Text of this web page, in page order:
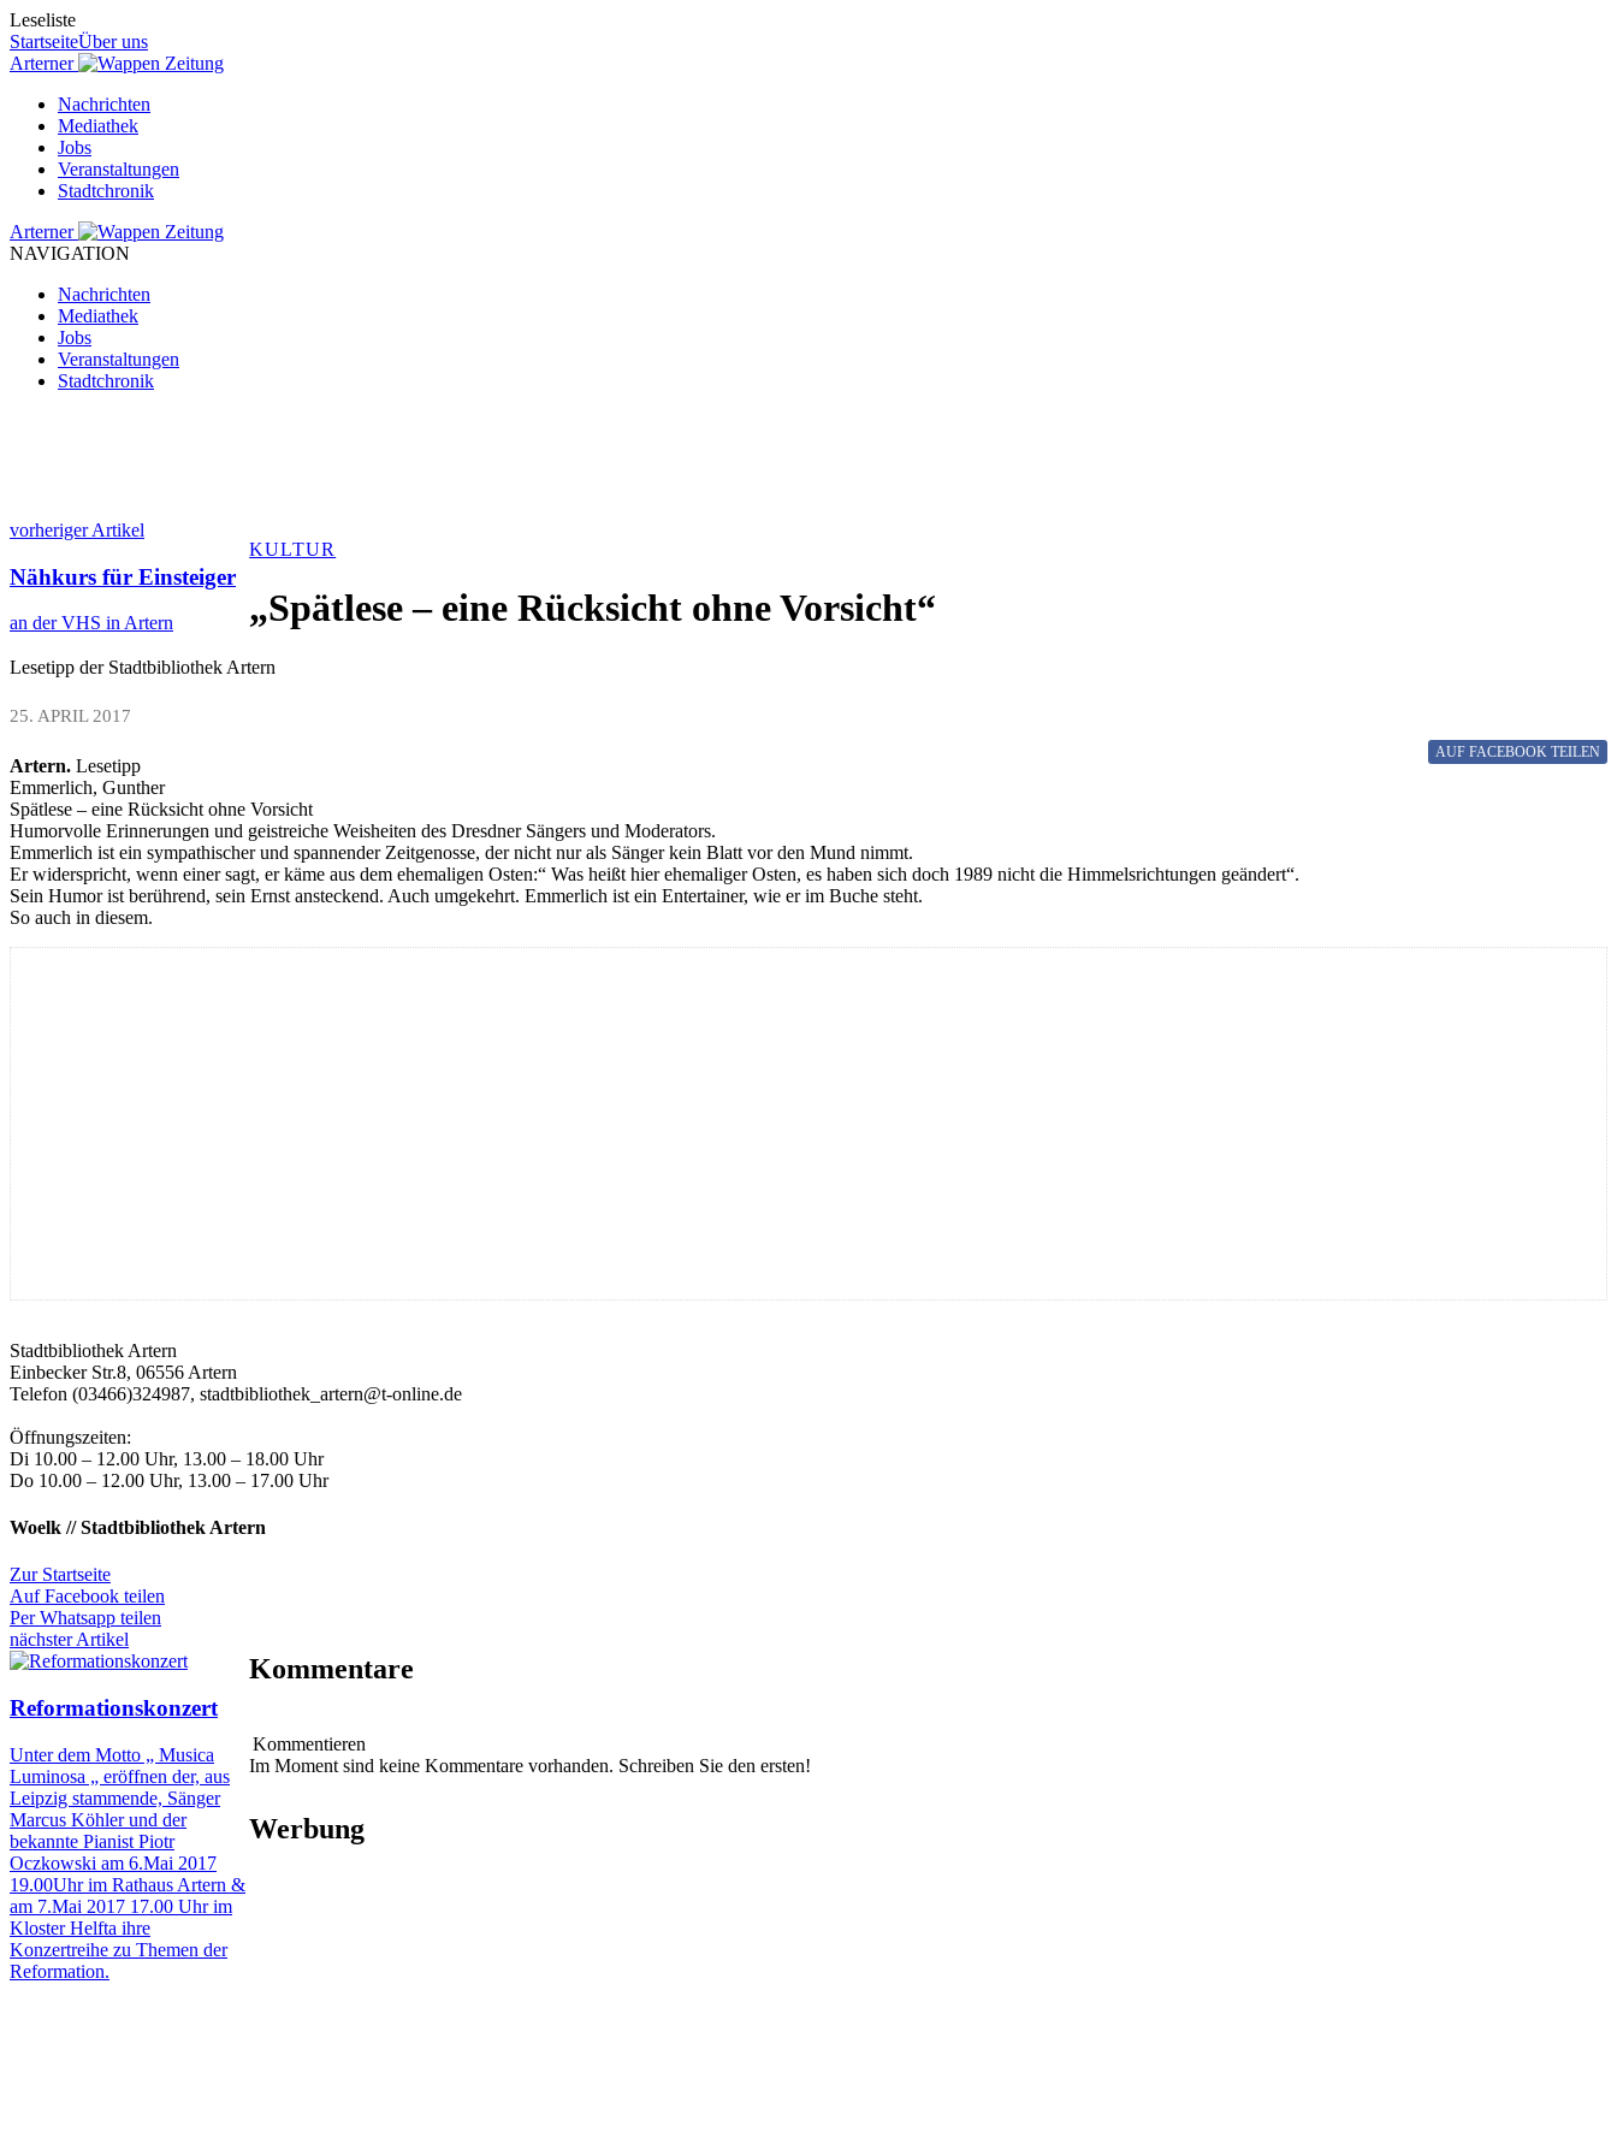
Leseliste
StartseiteÜber uns
Arterner
Zeitung
Nachrichten
Mediathek
Jobs
Veranstaltungen
Stadtchronik
Arterner
Zeitung
NAVIGATION
Nachrichten
Mediathek
Jobs
Veranstaltungen
Stadtchronik
vorheriger Artikel
Nähkurs für Einsteiger
an der VHS in Artern
KULTUR
„Spätlese – eine Rücksicht ohne Vorsicht“
Lesetipp der Stadtbibliothek Artern
25. APRIL 2017
AUF FACEBOOK TEILEN
Artern. Lesetipp
Emmerlich, Gunther
Spätlese – eine Rücksicht ohne Vorsicht
Humorvolle Erinnerungen und geistreiche Weisheiten des Dresdner Sängers und Moderators.
Emmerlich ist ein sympathischer und spannender Zeitgenosse, der nicht nur als Sänger kein Blatt vor den Mund nimmt.
Er widerspricht, wenn einer sagt, er käme aus dem ehemaligen Osten:“ Was heißt hier ehemaliger Osten, es haben sich doch 1989 nicht die Himmelsrichtungen geändert“.
Sein Humor ist berührend, sein Ernst ansteckend. Auch umgekehrt. Emmerlich ist ein Entertainer, wie er im Buche steht.
So auch in diesem.
Stadtbibliothek Artern
Einbecker Str.8, 06556 Artern
Telefon (03466)324987, stadtbibliothek_artern@t-online.de
Öffnungszeiten:
Di 10.00 – 12.00 Uhr, 13.00 – 18.00 Uhr
Do 10.00 – 12.00 Uhr, 13.00 – 17.00 Uhr
Woelk // Stadtbibliothek Artern
Zur Startseite
Auf Facebook teilen
Per Whatsapp teilen
nächster Artikel
Reformationskonzert
Unter dem Motto „ Musica
Luminosa „ eröffnen der, aus
Leipzig stammende, Sänger
Marcus Köhler und der
bekannte Pianist Piotr
Oczkowski am 6.Mai 2017
19.00Uhr im Rathaus Artern &
am 7.Mai 2017 17.00 Uhr im
Kloster Helfta ihre
Konzertreihe zu Themen der
Reformation.
Kommentare
Kommentieren
Im Moment sind keine Kommentare vorhanden. Schreiben Sie den ersten!
Werbung